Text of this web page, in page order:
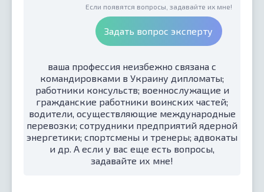
Если появятся вопросы, задавайте их мне!
Задать вопрос эксперту
ваша профессия неизбежно связана с
командировками в Украину дипломаты;
работники консульств; военнослужащие и
гражданские работники воинских частей;
водители, осуществляющие международные
перевозки; сотрудники предприятий ядерной
энергетики; спортсмены и тренеры; адвокаты
и др. А если у вас еще есть вопросы,
задавайте их мне!